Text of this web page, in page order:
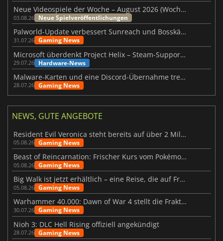
Neue Videospiele der Woche – August 2026 (Woche 32)
03.08.26 Neue Spielveröffentlichungen
Palworld-Update verbessert Sunreach und Bosskämpfe deutlich
31.07.26 Gaming News
Microsoft überdenkt Project Helix – Steam-Support gefährdet
29.07.26 Hardware-News
Malware-Karten und eine Discord-Übernahme treffen Meccha Chameleon
28.07.26 Gaming News
NEWS, GUTE ANGEBOTE
Resident Evil Veronica steht bereits auf über 2 Millionen Wunschlisten
05.08.26 Gaming News
Beast of Reincarnation: Frischer Kurs vom Pokémon-Studio
05.08.26 Gaming News
Big Walk ist jetzt erhältlich – eine Reise, die auf Freundschaft basiert
05.08.26 Gaming News
Warhammer 40.000: Dawn of War 4 stellt die Fraktion der Necrons vor
30.07.26 Gaming News
Nioh 3: DLC Hell Rising offiziell angekündigt
28.07.26 Gaming News